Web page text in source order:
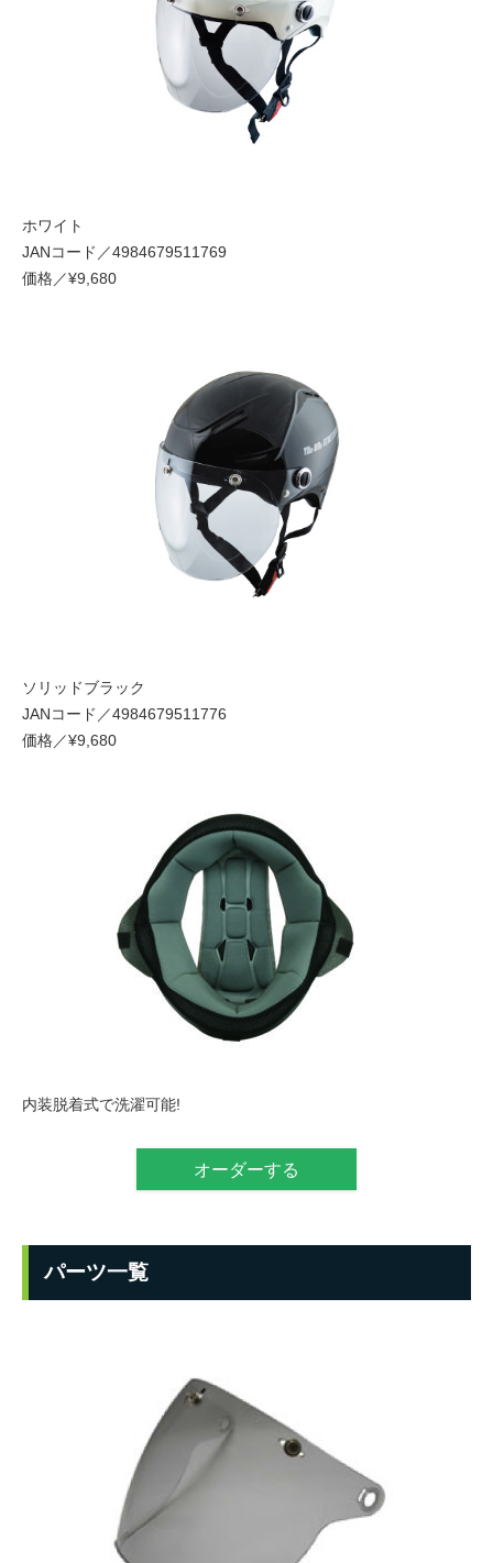
ホワイト
JANコード／4984679511769
価格／¥9,680
ソリッドブラック
JANコード／4984679511776
価格／¥9,680
内装脱着式で洗濯可能!
オーダーする
パーツ一覧